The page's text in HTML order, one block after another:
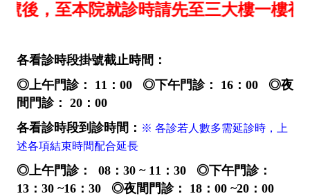
號後，至本院就診時請先至三大樓一樓
各看診時段掛號截止時間：
◎上午門診： 11：00 ◎下午門診： 16：00 ◎夜
間門診： 20：00
各看診時段到診時間： ※ 各診若人數多需延診時，上
述各項結束時間配合延長
◎上午門診： 08：30 ~ 11：30 ◎下午門診：
13：30 ~16：30 ◎夜間門診： 18：00 ~20：00